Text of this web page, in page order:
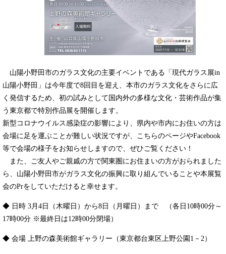
山陽小野田市のガラス文化の主要イベントである「現代ガラス展in
山陽小野田」は今年度で8回目を迎え、本市のガラス文化をさらに広
く発信するため、初の試みとして国内外の多様な文化・芸術作品が集
う東京都で特別作品展を開催します。
新型コロナウイルス感染症の影響により、県内や市内にお住いの方は
会場に足を運ぶことが難しい状況ですが、こちらのページやFacebook
等で会場の様子をお知らせしますので、ぜひご覧ください！
また、ご友人やご親戚の方で関東圏にお住まいの方がおられました
ら、山陽小野田市がガラス文化の振興に取り組んでいることや本展覧
会のPrをしていただけると幸せます。
◆ 日時 3月4日（木曜日）から8日（月曜日）まで （各日10時00分～
17時00分 ※最終日は12時00分閉場）
◆ 会場 上野の森美術館ギャラリー（東京都台東区上野公園1－2）